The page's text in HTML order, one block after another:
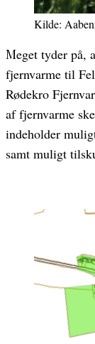
Kilde:
Meget tyder på, at der i den nærmeste fremtid kommer
fjernvarme til
Rødekro
af fjernvarme
indeholder
samt muligt